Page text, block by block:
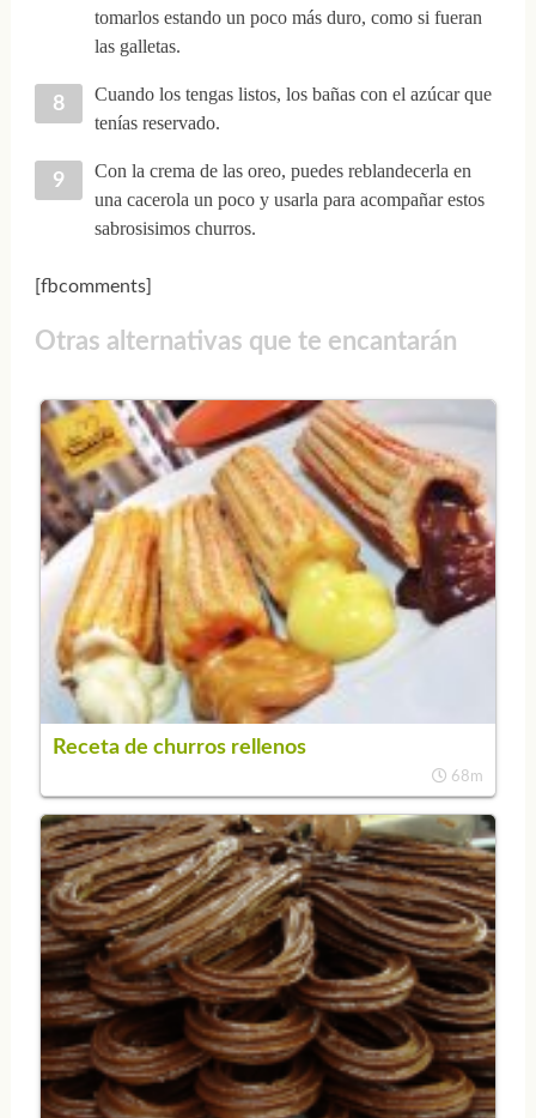
tomarlos estando un poco más duro, como si fueran
las galletas.
Cuando los tengas listos, los bañas con el azúcar que
tenías reservado.
Con la crema de las oreo, puedes reblandecerla en
una cacerola un poco y usarla para acompañar estos
sabrosisimos churros.
[fbcomments]
Otras alternativas que te encantarán
Receta de churros rellenos
68m